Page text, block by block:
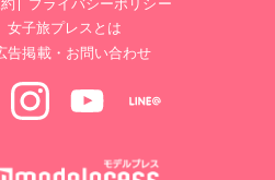
プライバシーポリシー
女子旅プレスとは
告掲載・お問い合わせ